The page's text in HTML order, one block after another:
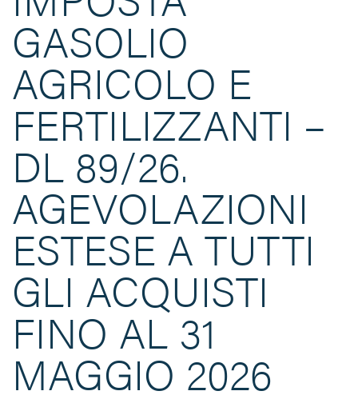
GASOLIO
AGRICOLO E
FERTILIZZANTI –
DL 89/26.
AGEVOLAZIONI
ESTESE A TUTTI
GLI ACQUISTI
FINO AL 31
MAGGIO 2026